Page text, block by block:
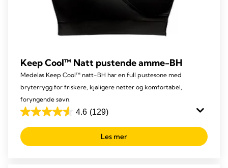
Keep Cool™ Natt pustende amme-BH
Medelas Keep Cool™ natt-BH har en full pustesone med
bryterrygg for friskere, kjøligere netter og komfortabel,
foryngende søvn.
4.6 (129)
4.6
out
of
Les mer